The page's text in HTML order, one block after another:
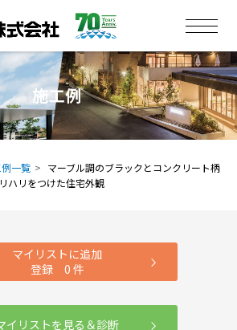
施工例
一覧
マーブル調のブラックとコンクリート柄
ハリをつけた住宅外観
マイリストに追加
登録 0 件
イリストを見る＆診断